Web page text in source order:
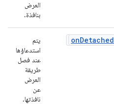
العرض
بنافذة.
onDetached
يتم
استدعاؤها
عند فصل
طريقة
العرض
عن
نافذتها.